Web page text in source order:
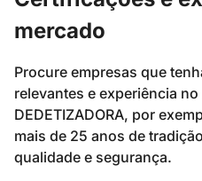
mercado
Procure empresas que
relevantes e experiência no
DEDETIZADORA, por
mais de 25 anos de
qualidade e segurança.